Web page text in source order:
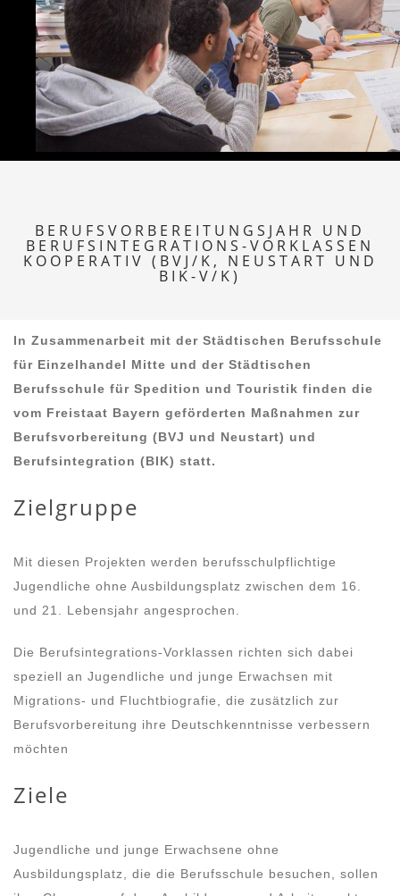
BERUFSVORBEREITUNGSJAHR UND
BERUFSINTEGRATIONS-VORKLASSEN
KOOPERATIV (BVJ/K, NEUSTART UND
BIK-V/K)
In Zusammenarbeit mit der Städtischen Berufsschule
für Einzelhandel Mitte und der Städtischen
Berufsschule für Spedition und Touristik finden die
vom Freistaat Bayern geförderten Maßnahmen zur
Berufsvorbereitung (BVJ und Neustart) und
Berufsintegration (BIK) statt.
Zielgruppe
Mit diesen Projekten werden berufsschulpflichtige
Jugendliche ohne Ausbildungsplatz zwischen dem 16.
und 21. Lebensjahr angesprochen.
Die Berufsintegrations-Vorklassen richten sich dabei
speziell an Jugendliche und junge Erwachsen mit
Migrations- und Fluchtbiografie, die zusätzlich zur
Berufsvorbereitung ihre Deutschkenntnisse verbessern
möchten
Ziele
Jugendliche und junge Erwachsene ohne
Ausbildungsplatz, die die Berufsschule besuchen, sollen